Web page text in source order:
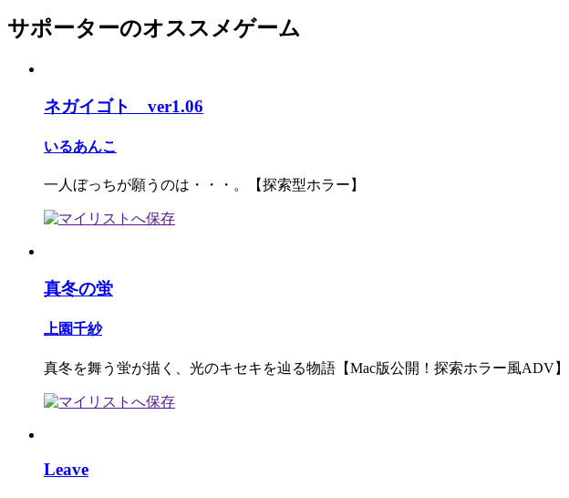
サポーターのオススメゲーム
ネガイゴト ver1.06
いるあんこ
一人ぼっちが願うのは・・・。【探索型ホラー】
真冬の蛍
上園千紗
真冬を舞う蛍が描く、光のキセキを辿る物語【Mac版公開！探索ホラー風ADV】
Leave